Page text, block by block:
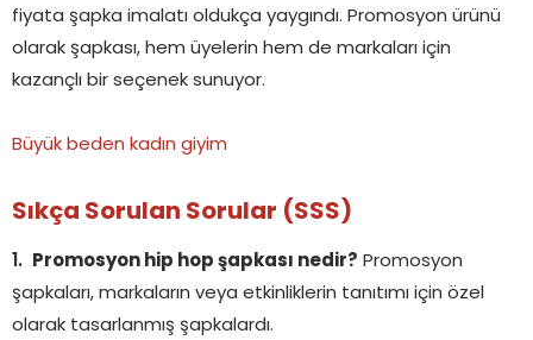
fiyata şapka imalatı oldukça yaygındı. Promosyon ürünü
olarak şapkası, hem üyelerin hem de markaları için
kazançlı bir seçenek sunuyor.
Büyük beden kadın giyim
Sıkça Sorulan Sorular (SSS)
Promosyon hip hop şapkası nedir? Promosyon
şapkaları, markaların veya etkinliklerin tanıtımı için özel
olarak tasarlanmış şapkalardı.